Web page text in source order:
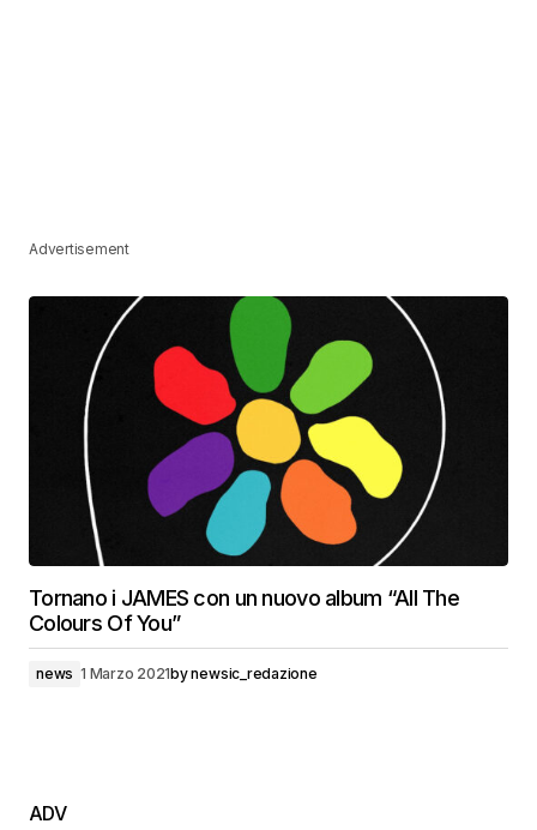
Advertisement
Tornano i JAMES con un nuovo album “All The
Colours Of You”
news 1 Marzo 2021bynewsic_redazione
ADV